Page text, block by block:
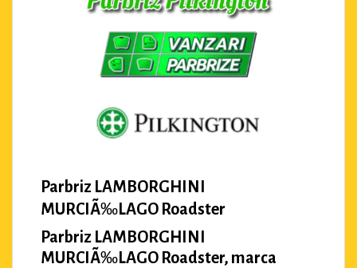
Parbriz LAMBORGHINI
MURCIÃ‰LAGO Roadster
Parbriz LAMBORGHINI
MURCIÃ‰LAGO Roadster, marca